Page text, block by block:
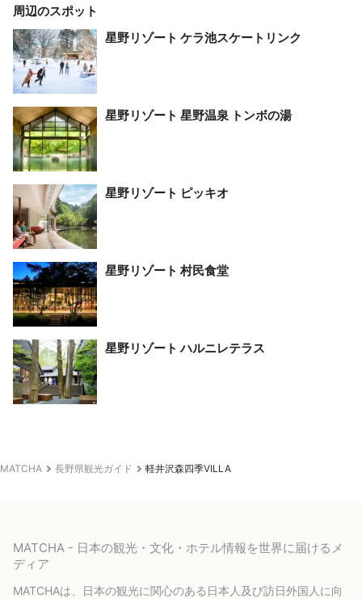
周辺のスポット
星野リゾート ケラ池スケートリンク
星野リゾート 星野温泉 トンボの湯
星野リゾート ピッキオ
星野リゾート 村民食堂
星野リゾート ハルニレテラス
MATCHA 長野県観光ガイド 軽井沢森四季VILLA
MATCHA - 日本の観光・文化・ホテル情報を世界に届けるメ
ディア
MATCHAは、日本の観光に関心のある日本人及び訪日外国人に向